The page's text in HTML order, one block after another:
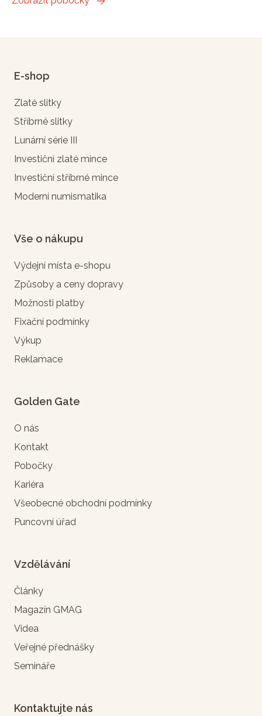
E-shop
Zlaté slitky
Stříbrné slitky
Lunární série III
Investiční zlaté mince
Investiční stříbrné mince
Moderní numismatika
Vše o nákupu
Výdejní místa e-shopu
Způsoby a ceny dopravy
Možnosti platby
Fixační podmínky
Výkup
Reklamace
Golden Gate
O nás
Kontakt
Pobočky
Kariéra
Všeobecné obchodní podmínky
Puncovní úřad
Vzdělávání
Články
Magazín GMAG
Videa
Veřejné přednášky
Semináře
Kontaktujte nás